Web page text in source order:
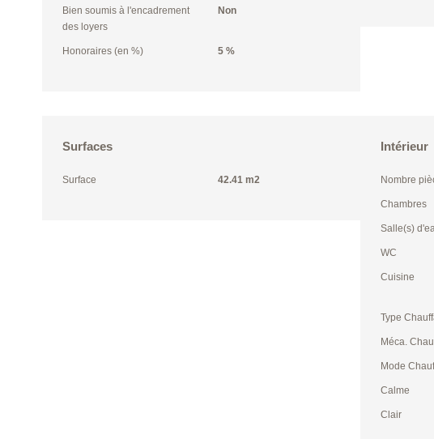
Bien soumis à l'encadrement
des loyers
Non
Honoraires (en %) 5 %
Surfaces
Surface 42.41 m2
Intérieur
Nombre
Chambres
Salle(s)
WC
Cuisine
Type
Méca.
Mode
Calme
Clair